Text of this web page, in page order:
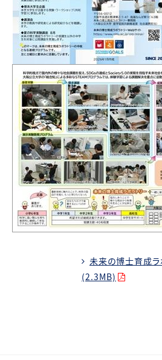
未来の博士育成ラ
(2.3MB)